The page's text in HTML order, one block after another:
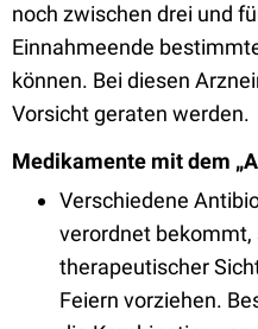
noch zwischen drei und
Einnahmeende
können. Bei diesen
Vorsicht geraten werden.
Medikamente mit dem
Verschiedene
verordnet bekommt,
therapeutischer
Feiern vorziehen.